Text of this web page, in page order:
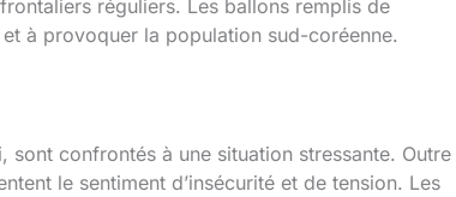
réguliers. Les ballons remplis de
à provoquer la population sud-coréenne.
sont confrontés à une situation stressante. Outre
le sentiment d’insécurité et de tension. Les